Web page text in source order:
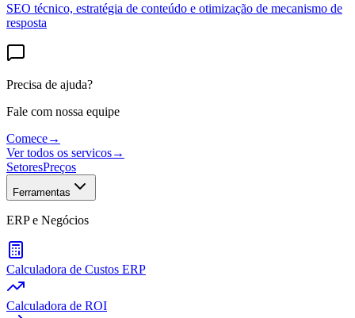
SEO técnico, estratégia de conteúdo e otimização de mecanismo de
resposta
Precisa de ajuda?
Fale com nossa equipe
Comece→
Ver todos os servicos→
SetoresPreços
Ferramentas
ERP e Negócios
Calculadora de Custos ERP
Calculadora de ROI